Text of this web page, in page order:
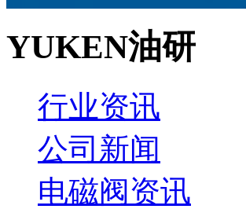
YUKEN油研
行业资讯
公司新闻
电磁阀资讯